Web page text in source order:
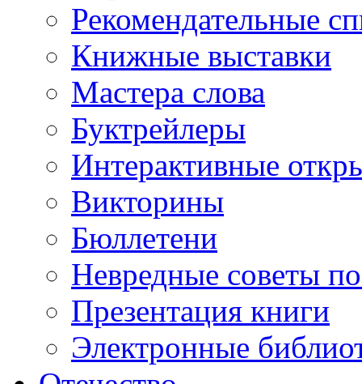
Рекомендательные
Книжные выставки
Мастера слова
Буктрейлеры
Интерактивные
Викторины
Бюллетени
Невредные советы
Презентация книги
Электронные